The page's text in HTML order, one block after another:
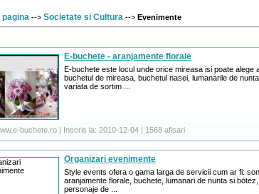
pagina --> Societate si Cultura --> Evenimente
E-buchete - aranjamente florale
E-buchete este locul unde orice mireasa isi poate alege
buchetul de mireasa, buchetul nasei, lumanarile de
variata de sortim ...
buchete.ro | Inscris la: 2010-12-04 | 1568 afisari
Organizari evenimente
Style events ofera o gama larga de servicii cum ar fi:
aranjamente florale, buchete, lumanari de nunta si
personaje de ...